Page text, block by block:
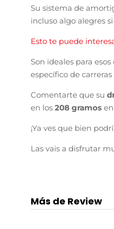
Su sistema de
incluso algo alegres
Esto te puede
Son ideales para esos
específico de carreras
Comentarte que su
en los 208 gramos
¡Ya ves que bien
Las vais a disfrutar
Más de Review